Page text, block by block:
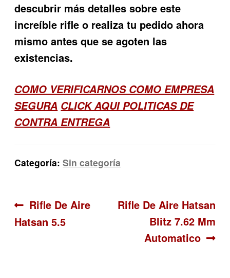
descubrir más detalles sobre este
increíble rifle o realiza tu pedido ahora
mismo antes que se agoten las
existencias.
COMO VERIFICARNOS COMO EMPRESA
SEGURA CLICK AQUI POLITICAS DE
CONTRA ENTREGA
Categoría:Sin categoría
Navegación
de
Anterior:
Rifle De Aire
Hatsan 5.5
Siguiente:
Rifle De Aire Hatsan
Blitz 7.62 Mm
Automatico